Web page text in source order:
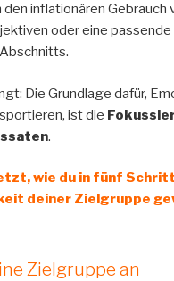
den inflationären Gebrauch
oder eine
Die Grundlage dafür,
ist die
.
wie du in fünf
deiner Zielgruppe
Zielgruppe an